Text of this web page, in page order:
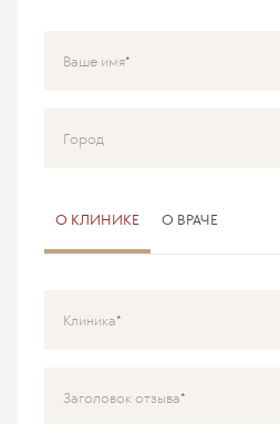
Ваше имя
Город
О КЛИНИКЕ О ВРАЧЕ
Клиника
Специализация
Заголовок отзыва